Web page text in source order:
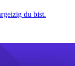
du bist.